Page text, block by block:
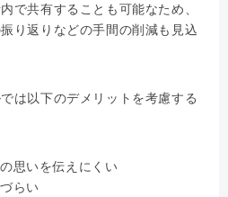
で共有することも可能なため、
り返りなどの手間の削減も見込
は以下のデメリットを考慮する
思いを伝えにくい
らい